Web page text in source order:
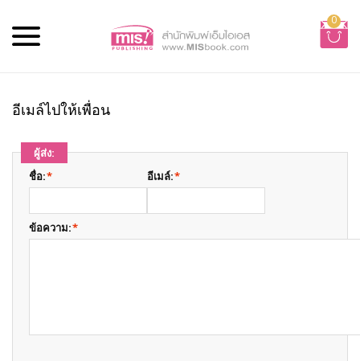
0
อีเมล์ไปให้เพื่อน
ผู้ส่ง:
*
ชื่อ: *
อีเมล์:
*
ข้อความ: